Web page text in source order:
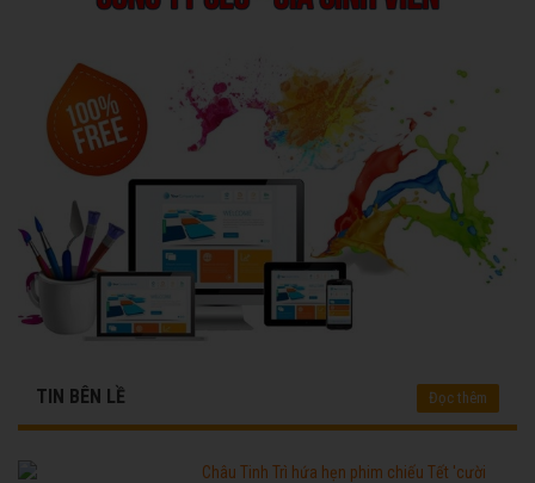
TIN BÊN LỀ Đọc thêm
Châu Tinh Trì hứa hẹn phim chiếu Tết 'cười